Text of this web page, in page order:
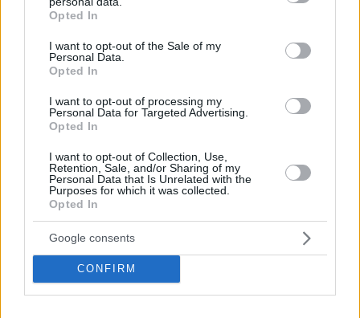
grant or deny consent to Google and its third-party tags to
use your data for below specified purposes in below Google
consent section.
Opted In
I want to opt-out of the Sale of my
Personal Data.
Opted In
I want to opt-out of processing my
Personal Data for Targeted Advertising.
Opted In
I want to opt-out of Collection, Use,
Retention, Sale, and/or Sharing of my
Personal Data that Is Unrelated with the
Purposes for which it was collected.
Opted In
Google consents
CONFIRM
ευκολία. Η δυνατότητα για πνευματική εργασία
μπορεί να είναι επηρεασμένη, η δε κοινωνική
ζωή περιορισμένη υπό τον κίνδυνο επέλευσης
ύπνου όταν ο ασθενής είναι στο θέατρο, στο
κοινωνικές εκδηλώσεις. Πολύ χειρότερο όμως
είναι να αντιλαμβάνεται ο ασθενής ότι
νυστάζει στην οδήγηση και ότι αποτελεί
κίνδυνο όχι μόνον για τον εαυτό τους αλλά και
για το ευρύτερο κοινωνικό σύνολο.
2. Ημερήσια κόπωση
χωρίς εμφανή λόγο και
παρά τον ικανής διάρκειας ύπνο.
3. Δυσκολία στη μνήμη και συγκέντρωση.